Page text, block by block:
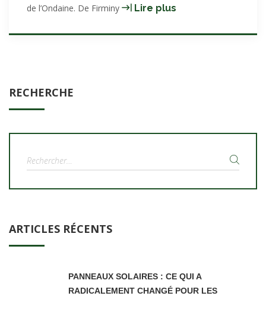
de l’Ondaine. De Firminy
Lire plus
à
à
alentours
RECHERCHE
Rechercher :
ARTICLES RÉCENTS
PANNEAUX SOLAIRES : CE QUI A
RADICALEMENT CHANGÉ POUR LES